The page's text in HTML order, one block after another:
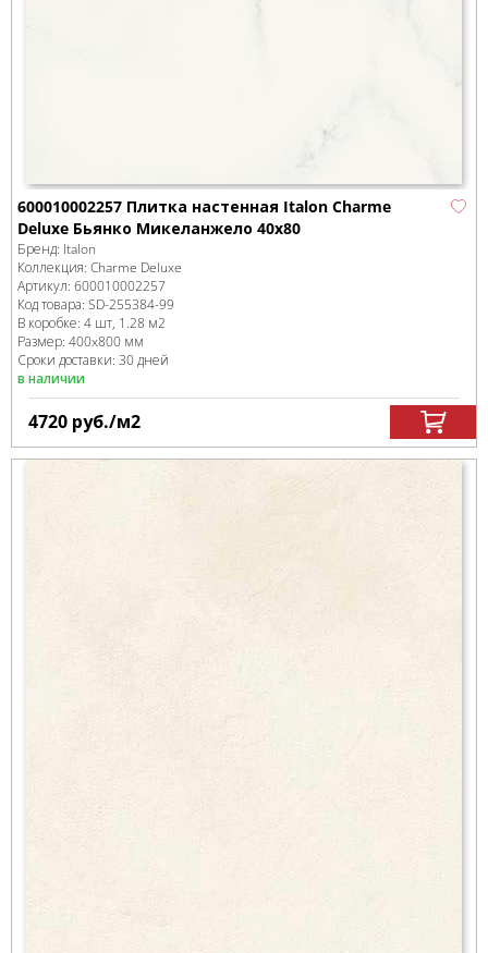
600010002257 Плитка настенная Italon Charme
Deluxe Бьянко Микеланжело 40x80
Бренд: Italon
Коллекция: Charme Deluxe
Артикул: 600010002257
Код товара: SD-255384-99
В коробке: 4 шт, 1.28 м2
Размер: 400x800 мм
Сроки доставки: 30 дней
в наличии
4720 руб./м2